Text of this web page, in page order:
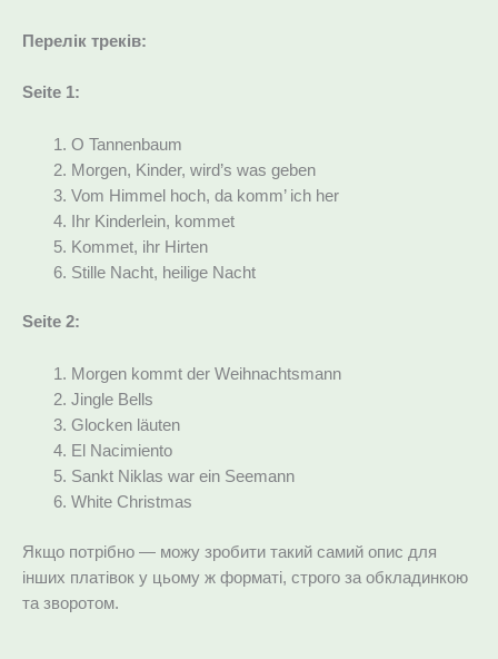
Перелік треків:
Seite 1:
O Tannenbaum
Morgen, Kinder, wird’s was geben
Vom Himmel hoch, da komm’ ich her
Ihr Kinderlein, kommet
Kommet, ihr Hirten
Stille Nacht, heilige Nacht
Seite 2:
Morgen kommt der Weihnachtsmann
Jingle Bells
Glocken läuten
El Nacimiento
Sankt Niklas war ein Seemann
White Christmas
Якщо потрібно — можу зробити такий самий опис для
інших платівок у цьому ж форматі, строго за обкладинкою
та зворотом.